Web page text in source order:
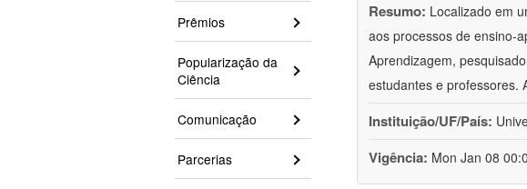
Prêmios
Popularização da
Ciência
Comunicação
Parcerias
Resumo: Localizado em
aos processos de ensino-
Aprendizagem,
estudantes e professores.
Instituição/UF/País:
Vigência: Mon Jan 08